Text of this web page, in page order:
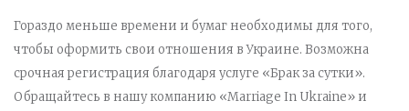
Гораздо меньше времени и бумаг необходимы для того,
чтобы оформить свои отношения в Украине. Возможна
срочная регистрация благодаря услуге «Брак за сутки».
Обращайтесь в нашу компанию «Marriage In Ukraine» и